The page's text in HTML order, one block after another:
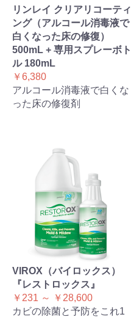
リンレイ クリアリコーティ
ング（アルコール消毒液で
白くなった床の修復）
500mL + 専用スプレーボト
ル 180mL
￥6,380
アルコール消毒液で白くな
った床の修復剤
VIROX（バイロックス）
『レストロックス』
￥231 ～ ￥28,600
カビの除菌と予防をこれ1